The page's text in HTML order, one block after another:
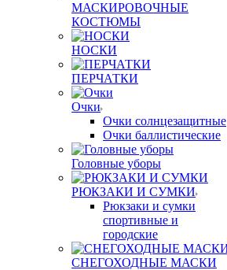
МАСКИРОВОЧНЫЕ
КОСТЮМЫ
НОСКИ
ПЕРЧАТКИ
Очки
Очки солнцезащитные
Очки баллистические
Головные уборы
РЮКЗАКИ И СУМКИ
Рюкзаки и сумки
спортивные и
городские
СНЕГОХОДНЫЕ МАСКИ